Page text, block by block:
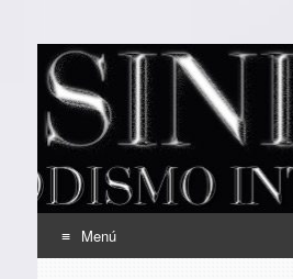
EL SINDICAL
Periodismo Inteligente
Menú